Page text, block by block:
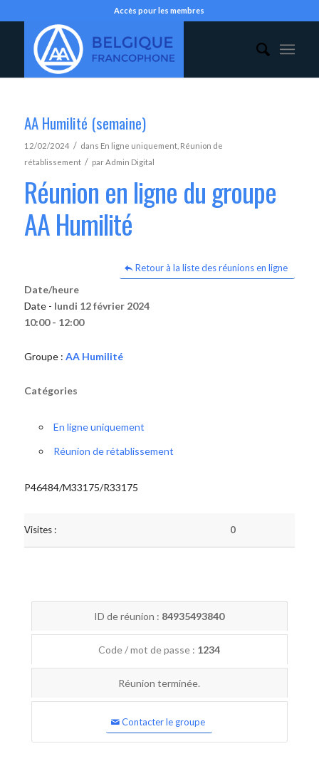
Accès pour les membres
AA Humilité (semaine)
12/02/2024 / dans En ligne uniquement, Réunion de
rétablissement / parAdmin Digital
Réunion en ligne du groupe
AA Humilité
Retour à la liste des réunions en ligne
Date/heure
Date - lundi 12 février 2024
10:00 - 12:00
Groupe : AA Humilité
Catégories
En ligne uniquement
Réunion de rétablissement
P46484/M33175/R33175
Visites : 0
ID de réunion : 84935493840
Code / mot de passe : 1234
Réunion terminée.
Contacter le groupe